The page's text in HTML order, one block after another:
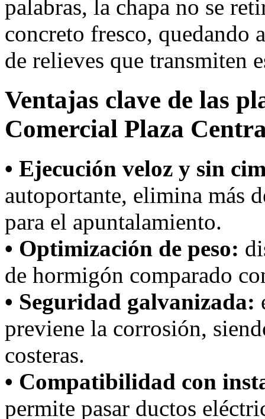
palabras, la chapa no se
concreto fresco, quedando
de relieves que transmiten
Ventajas clave de las
Comercial Plaza
• Ejecución veloz y sin
autoportante, elimina más
para el apuntalamiento.
• Optimización de peso:
de hormigón comparado
• Seguridad galvanizada:
previene la corrosión,
costeras.
• Compatibilidad con
permite pasar ductos